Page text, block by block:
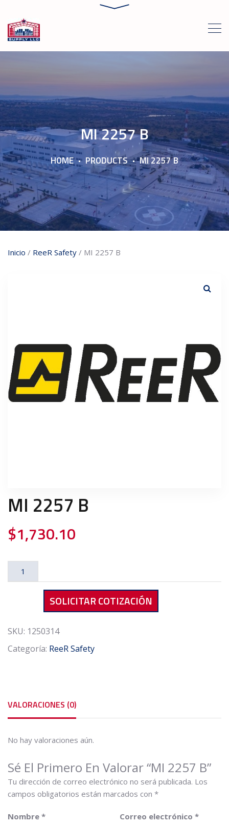
MI 2257 B
HOME PRODUCTS MI 2257 B
Inicio / ReeR Safety / MI 2257 B
MI 2257 B
$1,730.10
SOLICITAR COTIZACIÓN
SKU: 1250314
Categoría: ReeR Safety
VALORACIONES (0)
No hay valoraciones aún.
Sé El Primero En Valorar “MI 2257 B”
Tu dirección de correo electrónico no será publicada. Los
campos obligatorios están marcados con *
Nombre * Correo electrónico *